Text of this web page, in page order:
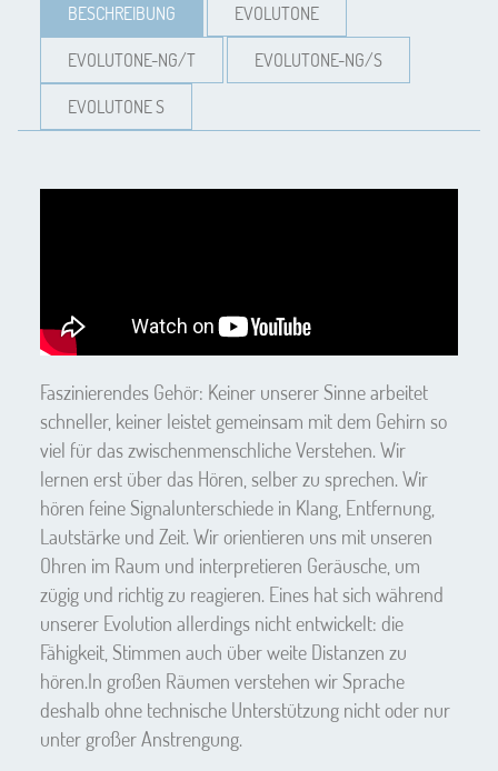
BESCHREIBUNG EVOLUTONE
EVOLUTONE-NG/T EVOLUTONE-NG/S
EVOLUTONE S
Faszinierendes Gehör: Keiner unserer Sinne arbeitet
schneller, keiner leistet gemeinsam mit dem Gehirn so
viel für das zwischenmenschliche Verstehen. Wir
lernen erst über das Hören, selber zu sprechen. Wir
hören feine Signalunterschiede in Klang, Entfernung,
Lautstärke und Zeit. Wir orientieren uns mit unseren
Ohren im Raum und interpretieren Geräusche, um
zügig und richtig zu reagieren. Eines hat sich während
unserer Evolution allerdings nicht entwickelt: die
Fähigkeit, Stimmen auch über weite Distanzen zu
hören.In großen Räumen verstehen wir Sprache
deshalb ohne technische Unterstützung nicht oder nur
unter großer Anstrengung.